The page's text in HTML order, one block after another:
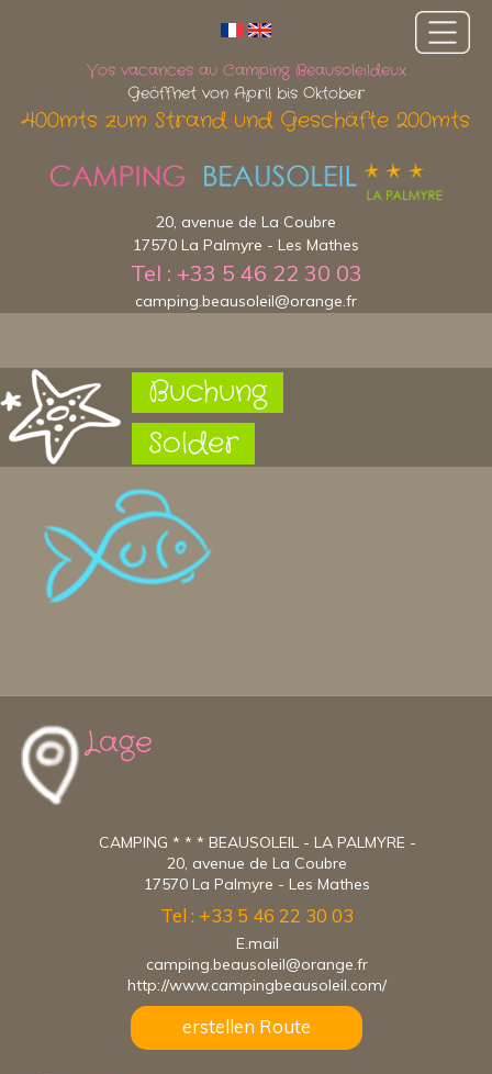
Buchung
Solder
Vos vacances au Camping Beausoleildeux
Geöffnet von April bis Oktober
400mts zum Strand und Geschäfte 200mts
20, avenue de La Coubre
17570 La Palmyre - Les Mathes
Tel : +33 5 46 22 30 03
camping.beausoleil@orange.fr
Lage
CAMPING * * * BEAUSOLEIL - LA PALMYRE -
20, avenue de La Coubre
17570 La Palmyre - Les Mathes
Tel : +33 5 46 22 30 03
E.mail
camping.beausoleil@orange.fr
http://www.campingbeausoleil.com/
erstellen Route